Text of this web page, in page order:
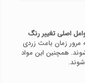
اصلی تغییر رنگ
زمان باعث زردی
همچنین این مواد